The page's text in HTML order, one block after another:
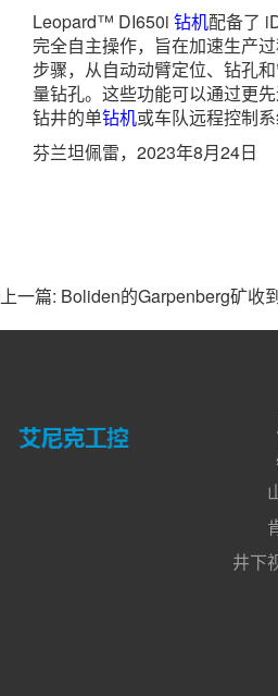
Leopard™ DI650i 钻机配备了
完全自主操作，旨在加速生产
步骤，从自动动臂定位、钻孔
量钻孔。这些功能可以通过更
钻井的单钻机或车队远程控制系
芬兰坦佩雷，2023年8月24日
上一篇: Boliden的Garpenberg矿
井下